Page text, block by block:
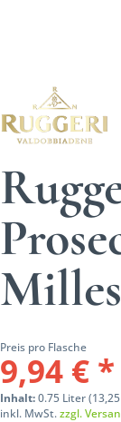
Preis pro Flasche
9,94 € *
Inhalt:0.75 Liter
inkl. MwSt.zzgl.